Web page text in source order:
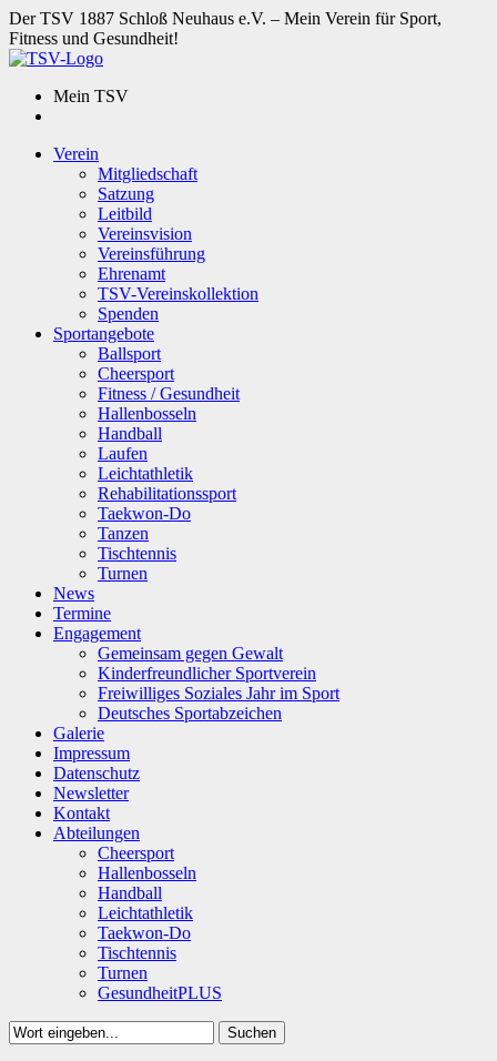
Der TSV 1887 Schloß Neuhaus e.V. – Mein Verein für Sport,
Fitness und Gesundheit!
Mein TSV
Verein
Mitgliedschaft
Satzung
Leitbild
Vereinsvision
Vereinsführung
Ehrenamt
TSV-Vereinskollektion
Spenden
Sportangebote
Ballsport
Cheersport
Fitness / Gesundheit
Hallenbosseln
Handball
Laufen
Leichtathletik
Rehabilitationssport
Taekwon-Do
Tanzen
Tischtennis
Turnen
News
Termine
Engagement
Gemeinsam gegen Gewalt
Kinderfreundlicher Sportverein
Freiwilliges Soziales Jahr im Sport
Deutsches Sportabzeichen
Galerie
Impressum
Datenschutz
Newsletter
Kontakt
Abteilungen
Cheersport
Hallenbosseln
Handball
Leichtathletik
Taekwon-Do
Tischtennis
Turnen
GesundheitPLUS
Suchen